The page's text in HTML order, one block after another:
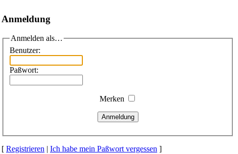
Anmeldung
Anmelden als…
Benutzer:
Paßwort:
Merken
Anmeldung
[ Registrieren | Ich habe mein Paßwort vergessen ]